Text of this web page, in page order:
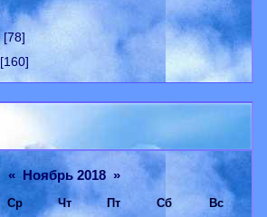
[78]
[160]
« Ноябрь 2018 »
Ср Чт Пт Сб Вс